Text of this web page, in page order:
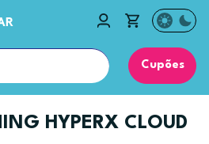
Cupões
HYPERX CLOUD